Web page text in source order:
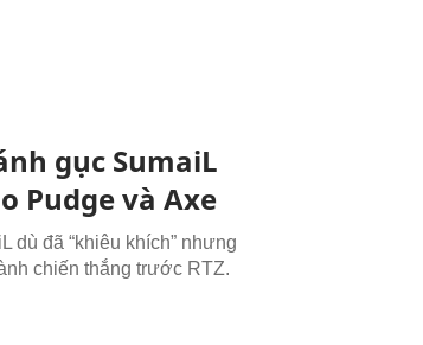
gục SumaiL
Pudge và Axe
dù đã “khiêu khích” nhưng
chiến thắng trước RTZ.